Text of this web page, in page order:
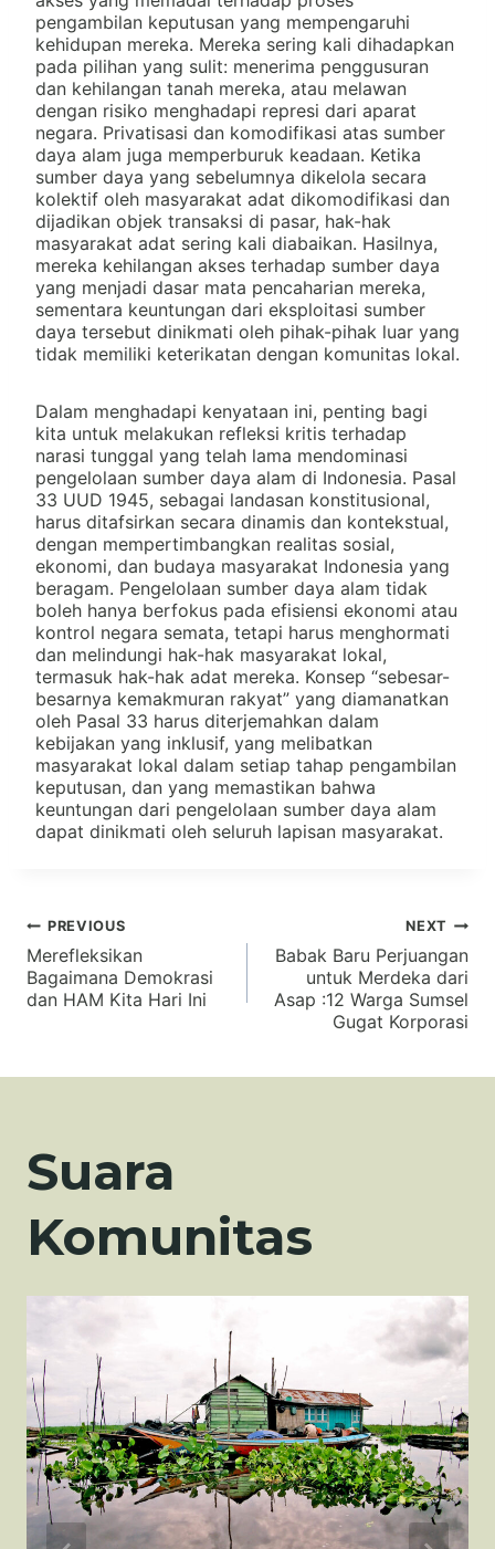
pengambilan keputusan yang mempengaruhi
kehidupan mereka. Mereka sering kali dihadapkan
pada pilihan yang sulit: menerima penggusuran
dan kehilangan tanah mereka, atau melawan
dengan risiko menghadapi represi dari aparat
negara. Privatisasi dan komodifikasi atas sumber
daya alam juga memperburuk keadaan. Ketika
sumber daya yang sebelumnya dikelola secara
kolektif oleh masyarakat adat dikomodifikasi dan
dijadikan objek transaksi di pasar, hak-hak
masyarakat adat sering kali diabaikan. Hasilnya,
mereka kehilangan akses terhadap sumber daya
yang menjadi dasar mata pencaharian mereka,
sementara keuntungan dari eksploitasi sumber
daya tersebut dinikmati oleh pihak-pihak luar yang
tidak memiliki keterikatan dengan komunitas lokal.
Dalam menghadapi kenyataan ini, penting bagi
kita untuk melakukan refleksi kritis terhadap
narasi tunggal yang telah lama mendominasi
pengelolaan sumber daya alam di Indonesia. Pasal
33 UUD 1945, sebagai landasan konstitusional,
harus ditafsirkan secara dinamis dan kontekstual,
dengan mempertimbangkan realitas sosial,
ekonomi, dan budaya masyarakat Indonesia yang
beragam. Pengelolaan sumber daya alam tidak
boleh hanya berfokus pada efisiensi ekonomi atau
kontrol negara semata, tetapi harus menghormati
dan melindungi hak-hak masyarakat lokal,
termasuk hak-hak adat mereka. Konsep “sebesar-
besarnya kemakmuran rakyat” yang diamanatkan
oleh Pasal 33 harus diterjemahkan dalam
kebijakan yang inklusif, yang melibatkan
masyarakat lokal dalam setiap tahap pengambilan
keputusan, dan yang memastikan bahwa
keuntungan dari pengelolaan sumber daya alam
dapat dinikmati oleh seluruh lapisan masyarakat.
Navigasi
pos
PREVIOUS
Merefleksikan
Bagaimana Demokrasi
dan HAM Kita Hari Ini
NEXT
Babak Baru Perjuangan
untuk Merdeka dari
Asap :12 Warga Sumsel
Gugat Korporasi
Suara
Komunitas